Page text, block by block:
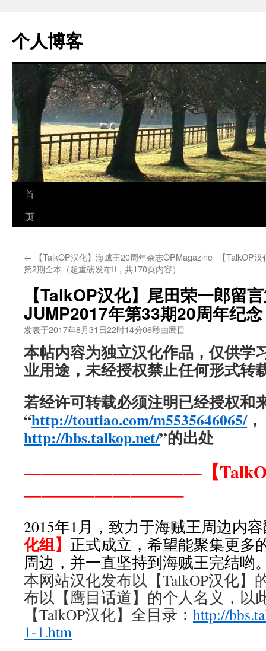
个人博客
跳
至
文
首
页
← 【TalkOP汉化】海贼王20周年杂志OPMagazine
第2期全本（超重磅发布II，共170页内容）
【TalkOP
【TalkOP汉化】尾田荣一郎留
JUMP2017年第33期20周年纪
发表于2017年8月31日22时14分06秒由鹰目
本帖内容为独立汉化作品，仅供学
业用途，未经授权禁止任何形式转
若经许可转载必须注明已经授权和
“http://toutiao.com/m5535646065/，
http://bbs.talkop.net/”的出处
——————————【TalkOP
—————————
2015年1月，致力于海贼王周边内
化组】 正式成立，希望能聚集更多
周边，并一直坚持到海贼王完结哟
本网站汉化发布以【TalkOP汉化】
布以【鹰目话道】的个人名义，以
【TalkOP汉化】全目录： http://
1-1.htm